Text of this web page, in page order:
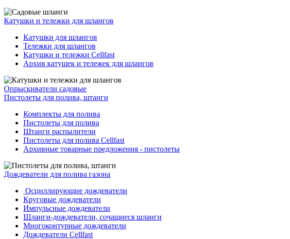
Катушки и тележки для шлангов
Катушки для шлангов
Тележки для шлангов
Катушки и тележки Cellfast
Архив катушек и тележек для шлангов
Опрыскиватели садовые
Пистолеты для полива, штанги
Комплекты для полива
Пистолеты для полива
Штанги распылители
Пистолеты для полива Cellfast
Архивные товарные предложения - пистолеты
Дождеватели для полива газона
Осциллирующие дождеватели
Круговые дождеватели
Импульсные дождеватели
Шланги-дождеватели, сочащиеся шланги
Многоконтурные дождеватели
Дождеватели Cellfast